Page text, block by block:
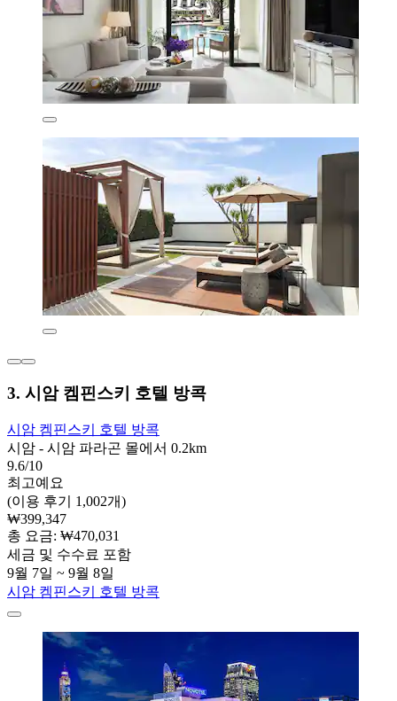
3. 시암 켐핀스키 호텔 방콕
시암 켐핀스키 호텔 방콕
시암 - 시암 파라곤 몰에서 0.2km
9.6/10
최고예요
(이용 후기 1,002개)
₩399,347
총 요금: ₩470,031
세금 및 수수료 포함
9월 7일 ~ 9월 8일
시암 켐핀스키 호텔 방콕